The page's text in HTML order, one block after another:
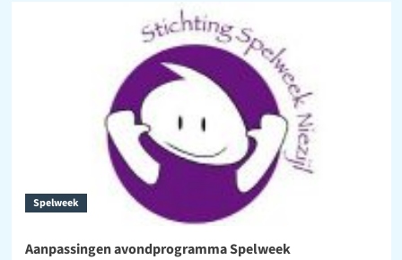
Spelweek
Aanpassingen avondprogramma Spelweek